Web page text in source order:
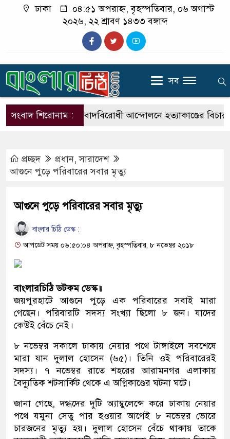
ঢাকা
০৪:৫১ অপরাহ্ন, বৃহস্পতিবার, ০৬ অগাস্ট
২০২৬, ২২ শ্রাবণ ১৪৩৩ বঙ্গাব্দ
সব
সংবাদ শিরোনাম :ফ্যাসিবাদবিরোধী আন্দোলনে হত্যাকাণ্ডের বিচার হবে
প্রচ্ছদ প্রধান,সারাদেশ
আগুনে পুড়ে পরিবারের সবার মৃত্যু
আগুনে পুড়ে পরিবারের সবার মৃত্যু
বাংলার চিঠি ডেস্ক :
আপডেট সময় ০৬:৫০:০৪ অপরাহ্ন, বৃহস্পতিবার, ৮ নভেম্বর ২০১৮
বাংলারচিঠি ডটকম ডেস্ক॥
জয়পুরহাটে আগুনে পুড়ে এক পরিবারের সবাই মারা
গেছেন। পরিবারটি সদস্য সংখ্যা ছিলো ৮ জন। যাদের
কেউই বেঁচে নেই।
৮ নভেম্বর সকালে ঢাকায় নেয়ার পথে টাঙ্গাইলে সবশেষে
মারা যান দুলাল হোসেন (৬৫)। তিনি ওই পরিবারেরই
সদস্য। ৭ নভেম্বর রাতে শহরের আরামনগর এলাকায়
বৈদ্যুতিক শটসার্কিট থেকে এ অগ্নিকাণ্ডের ঘটনা ঘটে।
জানা গেছে, দগ্ধদের দুটি অ্যাম্বুলেন্সে করে ঢাকায় নেয়ার
পথে যমুনা সেতু পার হওয়ার আগেই ৮ নভেম্বর ভোরে
চারজনের মৃত্যু হয়। দুলাল হোসেন বেঁচে থাকায় তাকে